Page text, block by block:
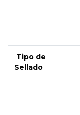
Tipo de
Sellado